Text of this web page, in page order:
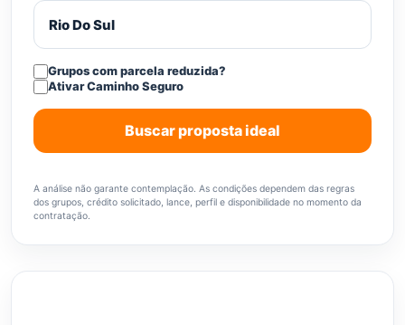
Grupos com parcela reduzida?
Ativar Caminho Seguro
Buscar proposta ideal
A análise não garante contemplação. As condições dependem das regras
dos grupos, crédito solicitado, lance, perfil e disponibilidade no momento da
contratação.